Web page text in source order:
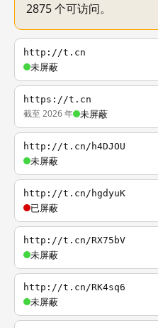
2875 个可访问。
http://t.cn
未屏蔽
https://t.cn
截至 2026 年 未屏蔽
http://t.cn/h4DJOU
未屏蔽
http://t.cn/hgdyuK
已屏蔽
http://t.cn/RX75bV
未屏蔽
http://t.cn/RK4sq6
未屏蔽